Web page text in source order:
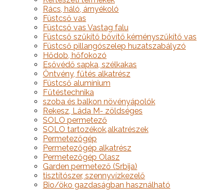
Rács, háló, árnyékoló
Füstcső vas
Füstcső vas Vastag falu
Füstcső szűkítő bővítő kéményszűkítő vas
Füstcső pillangószelep huzatszabályzó
Hődob, hőfokozó
Esővédő sapka, szélkakas
Öntvény, fűtés alkatrész
Füstcső alumínium
Fűtéstechnika
szoba és balkon növényápolók
Rekesz, Láda M- zöldséges
SOLO permetező
SOLO tartozékok,alkatrészek
Permetezőgép
Permetezőgép alkatrész
Permetezőgép Olasz
Garden permetező (Srbija)
tisztítószer, szennyvízkezelő
Bio/öko gazdaságban használható